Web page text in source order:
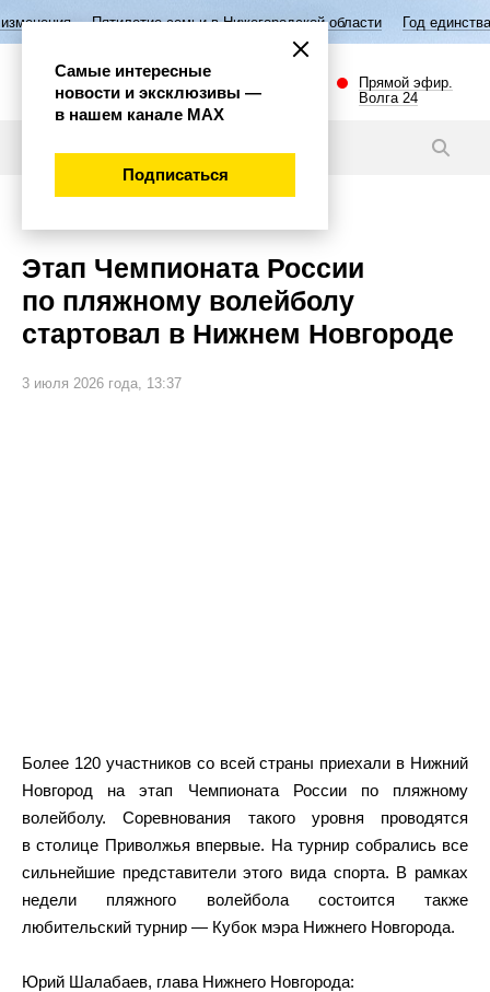
семьи в Нижегородской области Год единства народов
Прямой эфир.
Волга 24
Этап Чемпионата России
по пляжному волейболу
стартовал в Нижнем Новгороде
3 июля 2026 года, 13:37
Более 120 участников со всей страны приехали в Нижний
Новгород на этап Чемпионата России по пляжному
волейболу. Соревнования такого уровня проводятся
в столице Приволжья впервые. На турнир собрались все
сильнейшие представители этого вида спорта. В рамках
недели пляжного волейбола состоится также
любительский турнир — Кубок мэра Нижнего Новгорода.
Юрий Шалабаев, глава Нижнего Новгорода:
Самые интересные
новости и эксклюзивы —
в нашем канале МАХ
Подписаться